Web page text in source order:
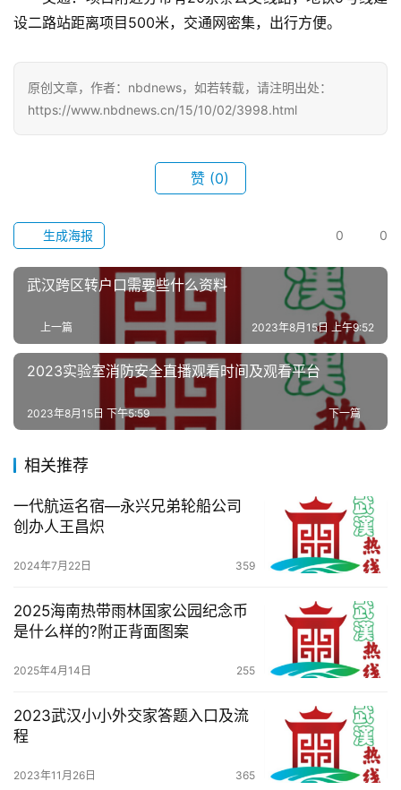
旅
滚
动
观
关
于
们
服
导
航
设二路站距离项目500米，交通网密集，出行方便。
原创文章，作者：nbdnews，如若转载，请注明出处：
https://www.nbdnews.cn/15/10/02/3998.html
赞 (0)
0 0
生成海报
武汉跨区转户口需要些什么资料
上一篇 2023年8月15日 上午9:52
2023实验室消防安全直播观看时间及观看平台
下一篇
2023年8月15日 下午5:59
相关推荐
一代航运名宿—永兴兄弟轮船公司
创办人王昌炽
2024年7月22日 359
2025海南热带雨林国家公园纪念币
是什么样的?附正背面图案
2025年4月14日 255
2023武汉小小外交家答题入口及流
程
2023年11月26日 365